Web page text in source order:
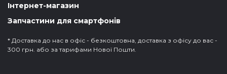
Інтернет-магазин
Запчастини для смартфонів
* Доставка до нас в офіс - безкоштовна, доставка з офісу до вас -
300 грн. або за тарифами Нової Пошти.